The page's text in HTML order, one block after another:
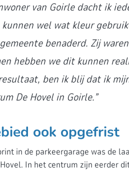
van Goirle dacht ik
wel wat kleur
benaderd. Zij
hebben we dit kunnen
ben ik blij dat ik
De Hovel in Goirle.”
ook opgefrist
in de parkeergarage was de
In het centrum zijn eerder